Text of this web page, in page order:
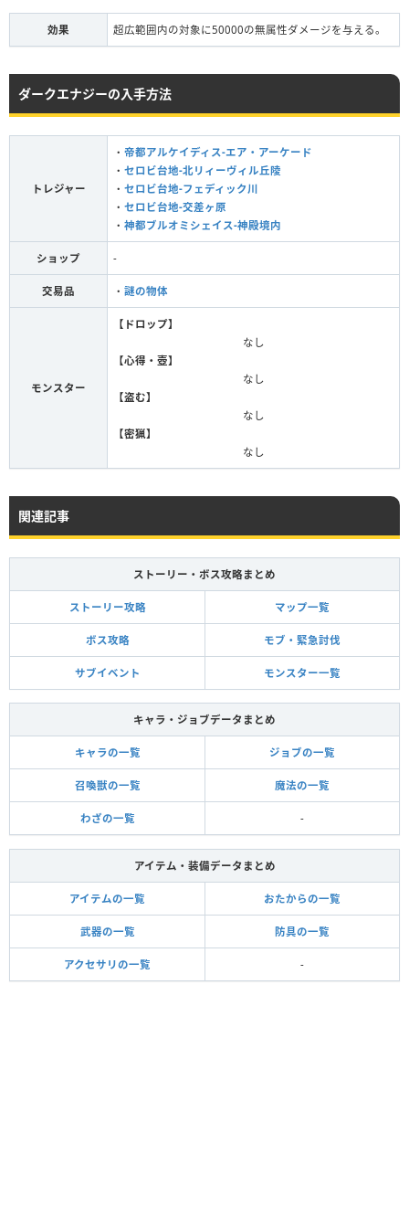
効果 超広範囲内の対象に50000の無属性ダメージを与える。
ダークエナジーの入手方法
トレジャー
・ 帝都アルケイディス-エア・アーケード
・ セロビ台地-北リィーヴィル丘陵
・ セロビ台地-フェディック川
・ セロビ台地-交差ヶ原
・ 神都ブルオミシェイス-神殿境内
ショップ -
交易品 ・ 謎の物体
モンスター
【ドロップ】
なし
【心得・壺】
なし
【盗む】
なし
【密猟】
なし
関連記事
ストーリー・ボス攻略まとめ
ストーリー攻略 マップ一覧
ボス攻略 モブ・緊急討伐
サブイベント モンスター一覧
キャラ・ジョブデータまとめ
キャラの一覧 ジョブの一覧
召喚獣の一覧 魔法の一覧
わざの一覧 -
アイテム・装備データまとめ
アイテムの一覧 おたからの一覧
武器の一覧 防具の一覧
アクセサリの一覧 -